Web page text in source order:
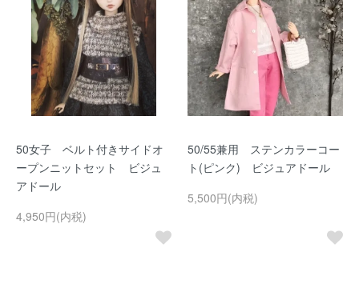
50女子 ベルト付きサイドオ
ープンニットセット ビジュ
アドール
4,950円(内税)
50/55兼用 ステンカラーコー
ト(ピンク) ビジュアドール
5,500円(内税)